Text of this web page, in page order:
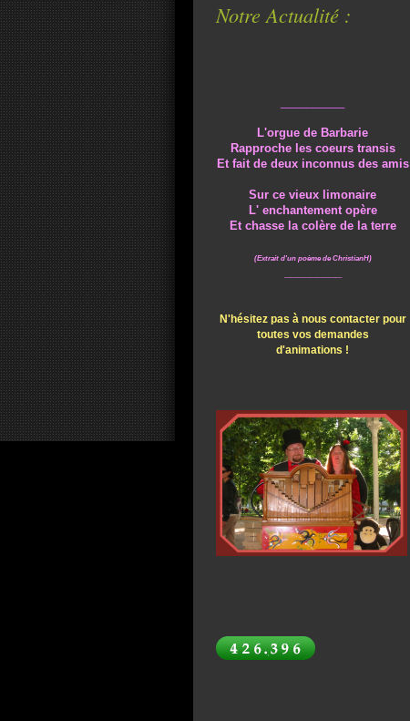
Notre Actualité :
L'orgue de Barbarie
Rapproche les coeurs transis
Et fait de deux inconnus des amis
Sur ce vieux limonaire
L' enchantement opère
Et chasse la colère de la terre
(Extrait d'un poème de ChristianH)
N'hésitez pas à nous contacter pour
toutes vos demandes
d'animations !